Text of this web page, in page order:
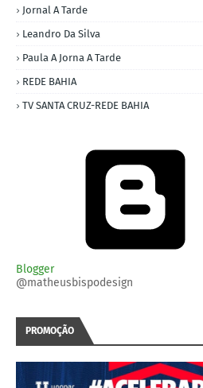
Jornal A Tarde
Leandro Da Silva
Paula A Jorna A Tarde
REDE BAHIA
TV SANTA CRUZ-REDE BAHIA
Blogger
@matheusbispodesign
PROMOÇÃO